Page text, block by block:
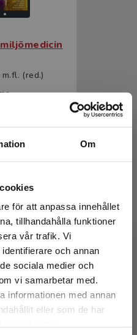
Om
för att anpassa innehållet
tillhandahålla funktioner
vår trafik. Vi
och annan
sociala medier och
vi samarbetar med.
informationen med annan
eller som de har
enhet utanför Sverige.
(red.)